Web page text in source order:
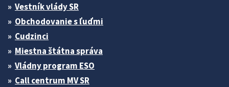
Vestník vlády SR
Obchodovanie s ľuďmi
Cudzinci
Miestna štátna správa
Vládny program ESO
Call centrum MV SR